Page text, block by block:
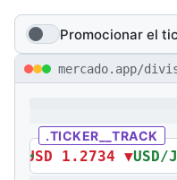
Promocionar el
mercado.app/
.TICKER__TRACK
USD 1.2734 ▼USD/